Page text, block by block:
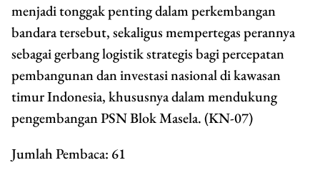
menjadi tonggak penting dalam perkembangan
bandara tersebut, sekaligus mempertegas perannya
sebagai gerbang logistik strategis bagi percepatan
pembangunan dan investasi nasional di kawasan
timur Indonesia, khususnya dalam mendukung
pengembangan PSN Blok Masela. (KN-07)
Jumlah Pembaca: 61